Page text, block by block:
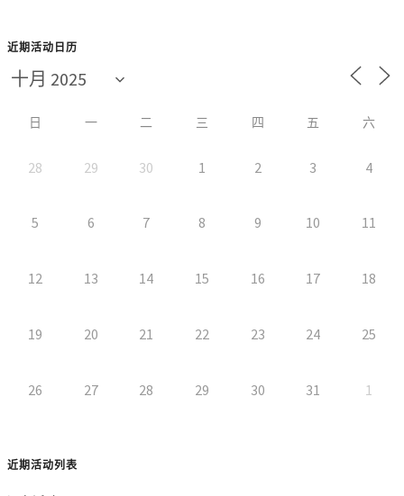
近期活动日历
日 一 二 三 四 五 六
28 29 30 1 2 3 4
5 6 7 8 9 10 11
12 13 14 15 16 17 18
19 20 21 22 23 24 25
26 27 28 29 30 31 1
近期活动列表